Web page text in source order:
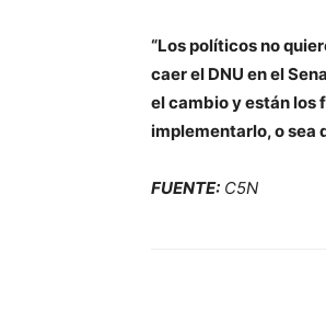
“Los políticos no
caer el DNU en el
el cambio y están los
implementarlo, o sea
FUENTE: C5N